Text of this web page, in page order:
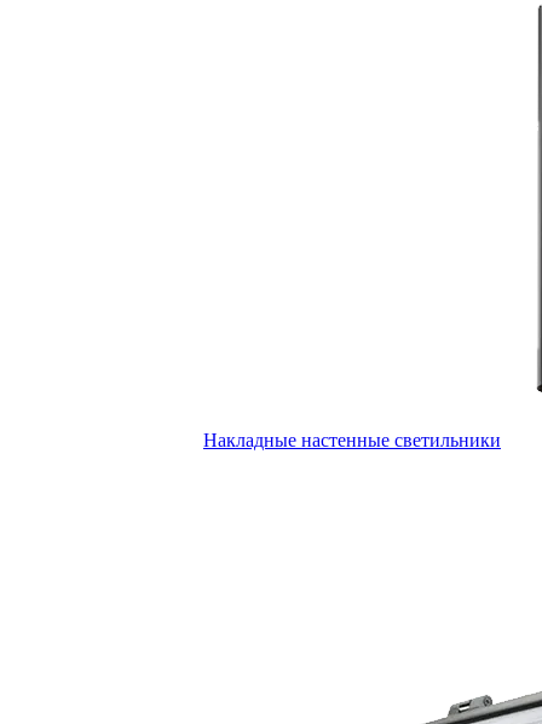
Накладные настенные светильники